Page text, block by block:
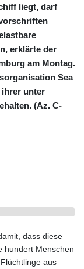
liegt, darf
erklärte der
am Montag.
Sea
ihrer unter
(Az. C-
dass diese
hundert Menschen
aus